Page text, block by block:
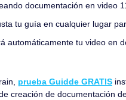
documentación en video
tu guía en cualquier lugar
automáticamente tu video en
prueba Guidde GRATIS
creación de documentación